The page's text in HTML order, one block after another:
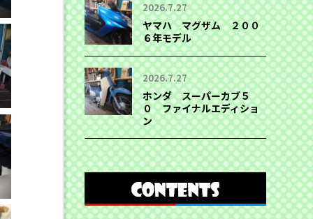
2026.7.27
ヤマハ マグザム ２００
６年モデル
2026.7.27
ホンダ スーパーカブ５
０ ファイナルエディショ
ン